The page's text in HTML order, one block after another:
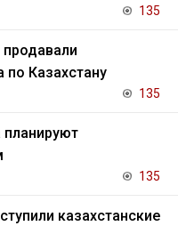
135
Казахстану
135
планируют
135
казахстанские